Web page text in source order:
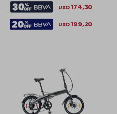
USD174,30
USD199,20